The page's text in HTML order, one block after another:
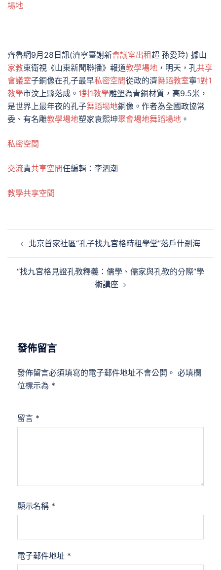
場地
齊魯網9月28日訊(濟寧臺謝新會議室出租超 孫愛玲) 據山
家教東衛視《山東新聞聯播》報道教學場地 ，明天，孔共享
會議室子銅像在孔子最早私密空間從政的濟舞蹈教室寧1對1
教學市汶上縣落成。 1對1教學雕塑為青銅材質，高9.5米，
是世界上最年夜的孔子舞蹈場地銅像。作者為全國政協常
委、有名雕教學場地塑家袁熙坤聚會場地舞蹈場地 。
私密空間
交流責共享空間任編輯：李泗潮
教學共享空間
北京首家社區“孔子找九宮格時租學堂”落戶什剎海
“找九宮格見證孔教釋義：儒學、儒家與孔教的分際”學
術講座
發佈留言
發佈留言必須填寫的電子郵件地址不會公開。 必填欄
位標示為 *
留言 *
顯示名稱 *
電子郵件地址 *